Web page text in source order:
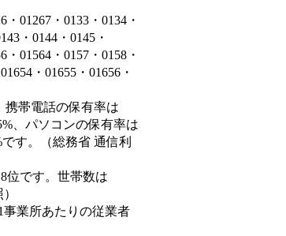
01267・0133・0134・
・0144・0145・
01564・0157・0158・
・01655・01656・
携帯電話の保有率は
、パソコンの保有率は
す。（総務省 通信利
位です。世帯数は
事業所あたりの従業者